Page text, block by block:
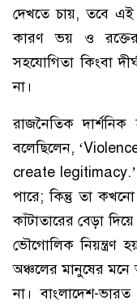
দেখতে চায়, তবে এই
কারণ ভয় ও
সহযোগিতা কিংবা
না।
রাজনৈতিক দার্শনিক
বলেছিলেন,
create legitimacy.’
পারে; কিন্তু তা কখনো
কাঁটাতারের বেড়া
ভৌগোলিক নিয়ন্ত্রণ
অঞ্চলের মানুষের মনে
না। বাংলাদেশ-ভারত